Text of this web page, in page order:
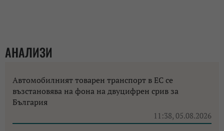
АНАЛИЗИ
Автомобилният товарен транспорт в ЕС се
възстановява на фона на двуцифрен срив за
България
11:38, 05.08.2026